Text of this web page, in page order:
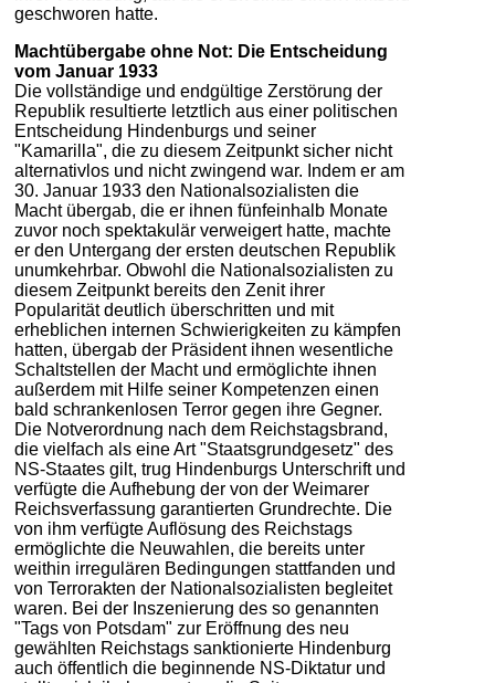
geschworen hatte.
Machtübergabe ohne Not: Die Entscheidung
vom Januar 1933
Die vollständige und endgültige Zerstörung der
Republik resultierte letztlich aus einer politischen
Entscheidung Hindenburgs und seiner
"Kamarilla", die zu diesem Zeitpunkt sicher nicht
alternativlos und nicht zwingend war. Indem er am
30. Januar 1933 den Nationalsozialisten die
Macht übergab, die er ihnen fünfeinhalb Monate
zuvor noch spektakulär verweigert hatte, machte
er den Untergang der ersten deutschen Republik
unumkehrbar. Obwohl die Nationalsozialisten zu
diesem Zeitpunkt bereits den Zenit ihrer
Popularität deutlich überschritten und mit
erheblichen internen Schwierigkeiten zu kämpfen
hatten, übergab der Präsident ihnen wesentliche
Schaltstellen der Macht und ermöglichte ihnen
außerdem mit Hilfe seiner Kompetenzen einen
bald schrankenlosen Terror gegen ihre Gegner.
Die Notverordnung nach dem Reichstagsbrand,
die vielfach als eine Art "Staatsgrundgesetz" des
NS-Staates gilt, trug Hindenburgs Unterschrift und
verfügte die Aufhebung der von der Weimarer
Reichsverfassung garantierten Grundrechte. Die
von ihm verfügte Auflösung des Reichstags
ermöglichte die Neuwahlen, die bereits unter
weithin irregulären Bedingungen stattfanden und
von Terrorakten der Nationalsozialisten begleitet
waren. Bei der Inszenierung des so genannten
"Tags von Potsdam" zur Eröffnung des neu
gewählten Reichstags sanktionierte Hindenburg
auch öffentlich die beginnende NS-Diktatur und